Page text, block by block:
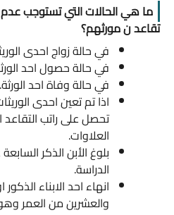
ما هي الحالات التي تستوجب
تقاعد ن مورثهم؟
في حالة زواج احدى
‌في حالة حصول احد
‌في حالة وفاة احد الورثة.
اذا تم تعين احدى
تحصل على راتب
العلاوات.
بلوغ الأبن الذكر
الدراسة.
انهاء احد الابناء
والعشرين من العمر